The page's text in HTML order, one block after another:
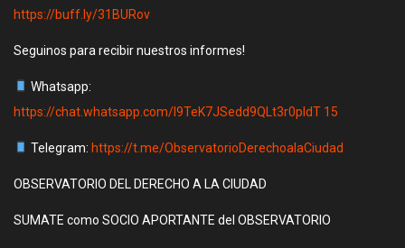
https://buff.ly/31BURov
Seguinos para recibir nuestros informes!
Whatsapp:
https://chat.whatsapp.com/I9TeK7JSedd9QLt3r0pIdT 15
Telegram: https://t.me/ObservatorioDerechoalaCiudad
OBSERVATORIO DEL DERECHO A LA CIUDAD
SUMATE como SOCIO APORTANTE del OBSERVATORIO